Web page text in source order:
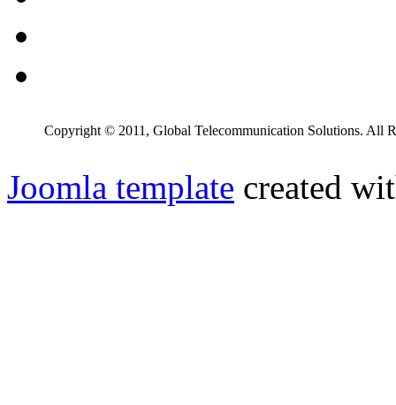
Copyright © 2011, Global Telecommunication Solutions. All
Joomla template created